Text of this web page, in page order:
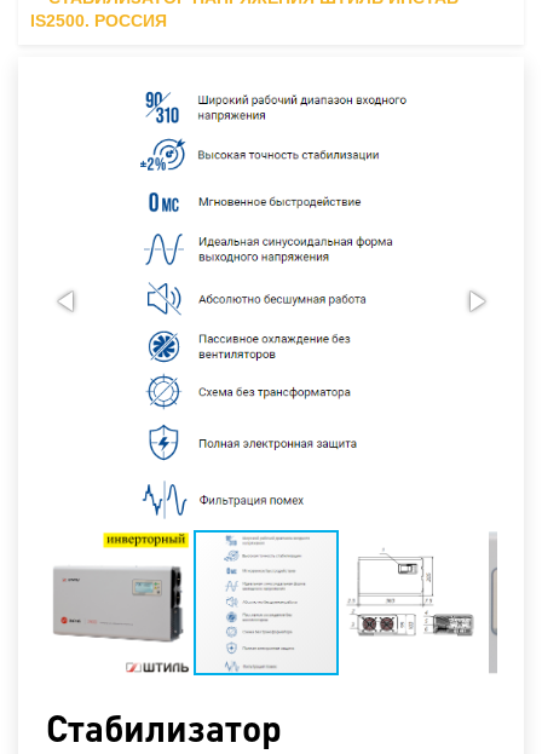
IS2500. РОССИЯ
Стабилизатор